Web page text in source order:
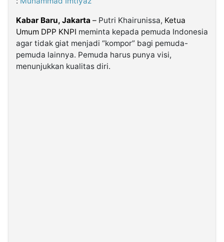
Kabarbaru.co
2026
Kabar Baru, Jakarta – Putri Khairunissa, Ketua
Umum DPP KNPI meminta kepada pemuda Indonesia
agar tidak giat menjadi “kompor” bagi pemuda-
pemuda lainnya. Pemuda harus punya visi,
menunjukkan kualitas diri.